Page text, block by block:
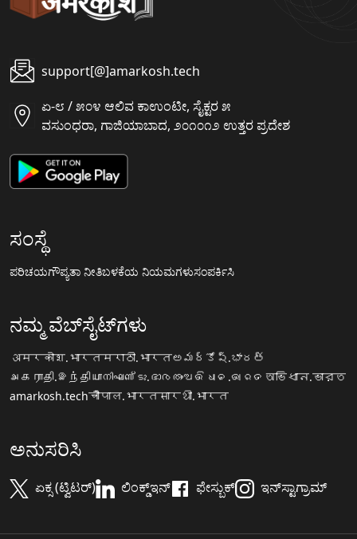
support[@]amarkosh.tech
ಏ-೮ / ೫೦೪ ಆಲಿವ ಕಾಉಂಟೀ, ಸೈಕ್ಟರ ೫
ವಸುಂಧರಾ, ಗಾಜಿಯಾಬಾದ, ೨೦೧೦೧೨ ಉತ್ತರ ಪ್ರದೇಶ
ಸಂಸ್ಥೆ
ಪರಿಚಯಗೌಪ್ಯತಾ ನೀತಿಬಳಕೆಯ ನಿಯಮಗಳುಸಂಪರ್ಕಿಸಿ
ನಮ್ಮ ವೆಬ್‌ಸೈಟ್‌ಗಳು
अमरकोश.भारतमराठी.भारतఅమర్కోష్.భారత్
அகராதி.இந்தியாനിഘണ്ടു.ഭാരതംଅଭିଧାନ.ଭାରତ অভিধান.ভারত
amarkosh.techचौपाल.भारतसारथी.भारत
ಅನುಸರಿಸಿ
ಏಕ್ಸ (ಟ್ವಿಟರ್) ಲಿಂಕ್ಡ್‌ಇನ್ ಫೇಸ್ಬುಕ್ ಇನ್‌ಸ್ಟಾಗ್ರಾಮ್